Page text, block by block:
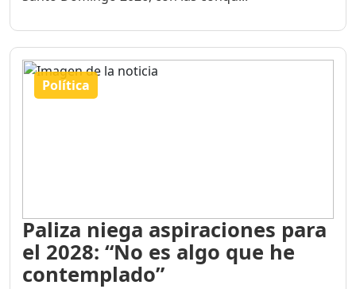
Política
Paliza niega aspiraciones para
el 2028: “No es algo que he
contemplado”